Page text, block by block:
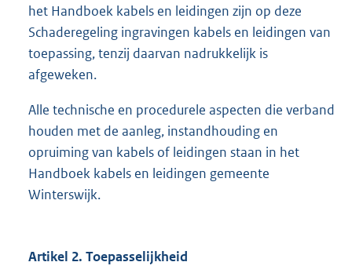
het Handboek kabels en leidingen zijn op deze
Schaderegeling ingravingen kabels en leidingen van
toepassing, tenzij daarvan nadrukkelijk is
afgeweken.
Alle technische en procedurele aspecten die verband
houden met de aanleg, instandhouding en
opruiming van kabels of leidingen staan in het
Handboek kabels en leidingen gemeente
Winterswijk.
Artikel 2. Toepasselijkheid